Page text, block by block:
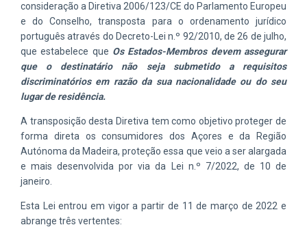
consideração a Diretiva 2006/123/CE do Parlamento Europeu
e do Conselho,
transposta para o ordenamento jurídico
português através do Decreto-Lei n.º 92/2010, de 26 de julho,
que estabelece que Os Estados-Membros devem assegurar
que o destinatário não seja submetido a requisitos
discriminatórios em razão da sua nacionalidade ou do seu
lugar de residência.
A transposição desta Diretivatem como objetivo proteger de
forma direta osconsumidores dos Açores e da Região
Autónoma da Madeira, proteção essa que veio a ser alargada
e mais desenvolvida por via da Lei n.º 7/2022, de 10 de
janeiro.
Esta Lei entrou em vigor a partir de 11de março de 2022 e
abrange três vertentes: